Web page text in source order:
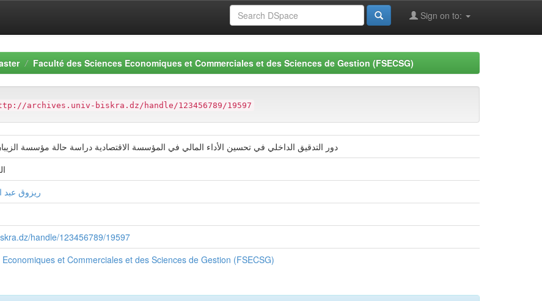
Sign on to:
Faculté des Sciences Economiques et Commerciales et des Sciences de Gestion (FSECSG)
archives.univ-biskra.dz/handle/123456789/19597
دور التدقيق الداخلي في تحسين الأداء المالي في المؤسسة الاقتصادية دراسة حالة مؤسسة
ريزوق عبد
handle/123456789/19597
et Commerciales et des Sciences de Gestion (FSECSG)